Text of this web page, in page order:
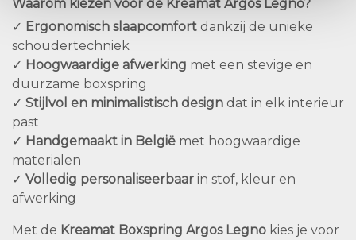
Waarom kiezen voor de Kreamat Argos Legno?
✓ Ergonomisch slaapcomfort dankzij de unieke
schoudertechniek
✓ Hoogwaardige afwerking met een stevige en
duurzame boxspring
✓ Stijlvol en minimalistisch design dat in elk interieur
past
✓ Handgemaakt in België met hoogwaardige
materialen
✓ Volledig personaliseerbaar in stof, kleur en
afwerking
Met de Kreamat Boxspring Argos Legno kies je voor